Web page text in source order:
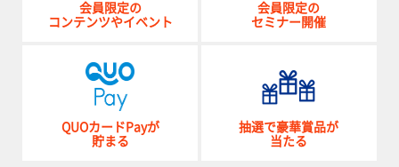
会員限定の
コンテンツやイベント
会員限定の
セミナー開催
QUOカードPayが
貯まる
抽選で豪華賞品が
当たる